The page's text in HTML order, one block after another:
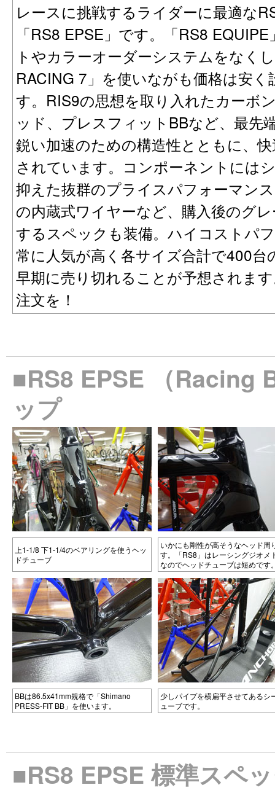
レースに挑戦するライダーに最適な
「RS8 EPSE」です。「RS8
トやカラーオーダーシステムをなく
RACING 7」を使いながも価格は安
す。RIS9の思想を取り入れたカーボ
ッド、プレスフィットBBなど、最先
鋭い加速のための構造性とともに、
されています。コンポーネントには
抑えた抜群のプライスパフォーマン
の内蔵式ワイヤーなど、購入後のグ
するスペックも装備。ハイコストパ
常に人気が高く各サイズ合計で400
早期に売り切れることが予想されま
注文を！
■RS8 EPSE （Racing
ップ
上1-1/8 下1-1/4のベアリングを使うヘッ
ドチューブ
いかにも剛性が高そうなヘッド周
す。「RS8」はレーシングジオメ
なのでヘッドチューブは短めです
BBは86.5x41mm規格で「Shimano
PRESS-FIT BB」を使います。
少しパイプを横扁平させてあるシ
ューブです。
■RS8 EPSE 標準スペ